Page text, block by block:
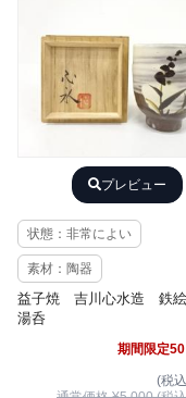
プレビュー
状態：非常によい
素材：陶器
益子焼 吉川心水造 鉄
湯呑
期間限定50
(税